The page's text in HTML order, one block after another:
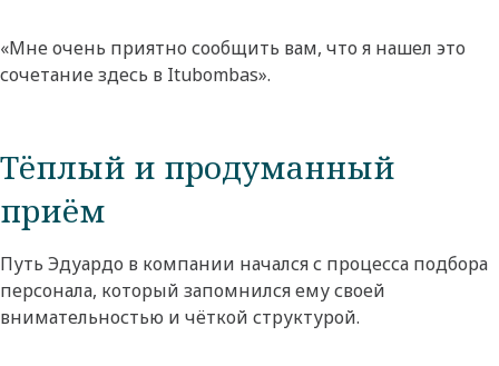
«Мне очень приятно сообщить вам, что я нашел это
сочетание здесь в Itubombas».
Тёплый и продуманный
приём
Путь Эдуардо в компании начался с процесса подбора
персонала, который запомнился ему своей
внимательностью и чёткой структурой.